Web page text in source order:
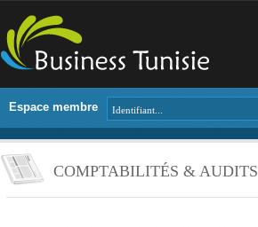
Espace membre
COMPTABILITÉS & AUDITS